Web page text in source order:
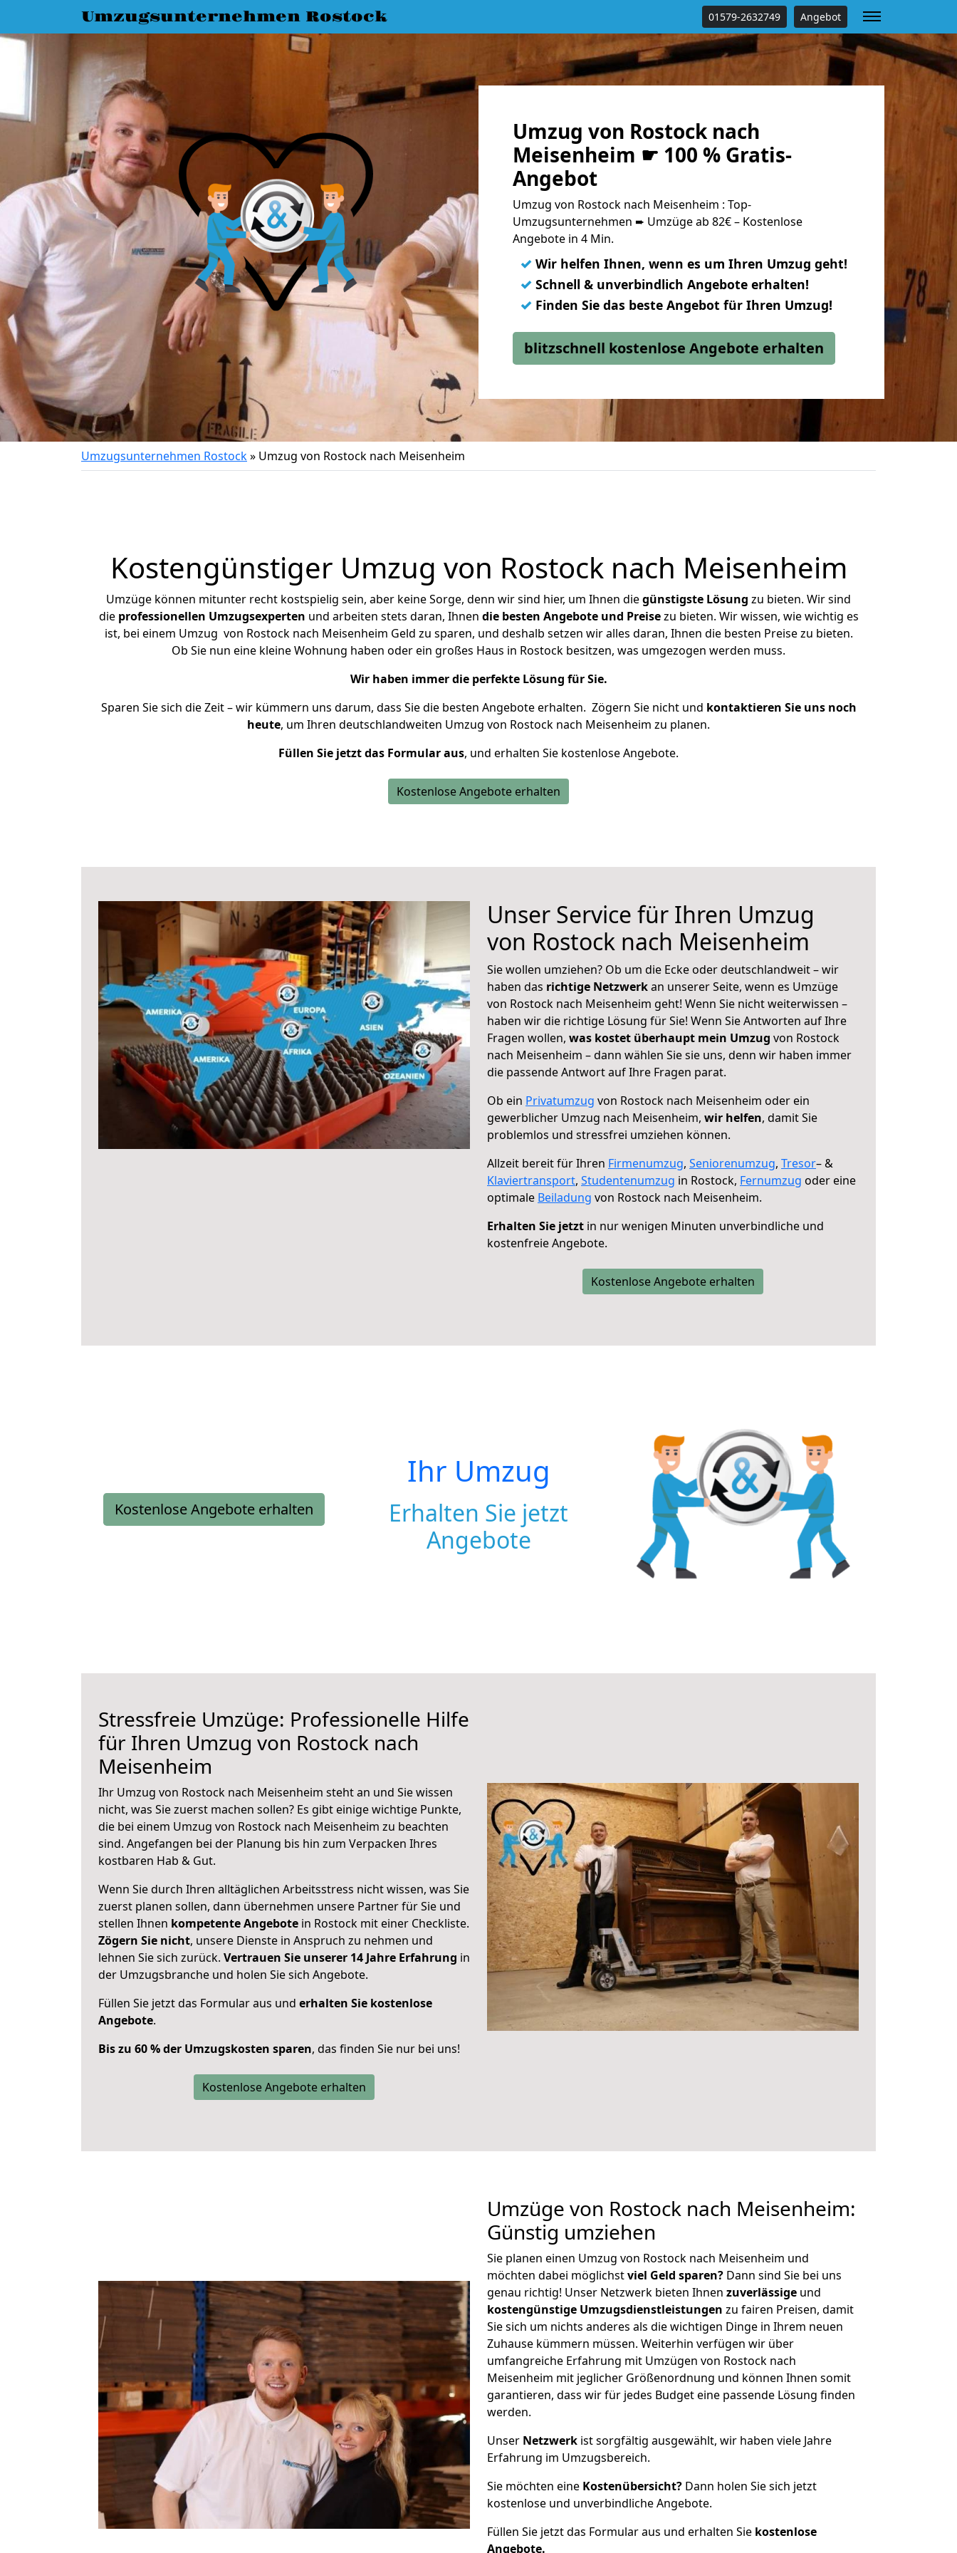
Umzugsunternehmen Rostock 01579-2632749 Angebot
Umzug von Rostock nach
Meisenheim ☛ 100 % Gratis-
Angebot
Umzug von Rostock nach Meisenheim : Top-
Umzugsunternehmen ➨ Umzüge ab 82€ – Kostenlose
Angebote in 4 Min.
✓ Wir helfen Ihnen, wenn es um Ihren Umzug geht!
✓ Schnell & unverbindlich Angebote erhalten!
✓ Finden Sie das beste Angebot für Ihren Umzug!
blitzschnell kostenlose Angebote erhalten
Umzugsunternehmen Rostock» Umzug von Rostock nach Meisenheim
Kostengünstiger Umzug von Rostock nach Meisenheim
Umzüge können mitunter recht kostspielig sein, aber keine Sorge, denn wir sind hier, um Ihnen diegünstigste Lösung zu bieten. Wir sind
die professionellen Umzugsexperten und arbeiten stets daran, Ihnen die besten Angebote und Preisezu bieten. Wir wissen, wie wichtig es
ist, bei einem Umzug von Rostock nach Meisenheim Geld zu sparen, und deshalb setzen wir alles daran, Ihnen die besten Preise zu bieten.
Ob Sie nun eine kleine Wohnung haben oder ein großes Haus in Rostock besitzen, was umgezogen werden muss.
Wir haben immer die perfekte Lösung für Sie.
Sparen Sie sich die Zeit – wir kümmern uns darum, dass Sie die besten Angebote erhalten. Zögern Sie nicht und kontaktieren Sie uns noch
heute, um Ihren deutschlandweiten Umzug von Rostock nach Meisenheim zu planen.
Füllen Sie jetzt das Formular aus, und erhalten Sie kostenlose Angebote.
Kostenlose Angebote erhalten
Unser Service für Ihren Umzug
von Rostock nach Meisenheim
Sie wollen umziehen? Ob um die Ecke oder deutschlandweit – wir
haben das richtige Netzwerkan unserer Seite, wenn es Umzüge
von Rostock nach Meisenheim geht! Wenn Sie nicht weiterwissen –
haben wir die richtige Lösung für Sie! Wenn Sie Antworten auf Ihre
Fragen wollen, was kostet überhaupt mein Umzug von Rostock
nach Meisenheim – dann wählen Sie sie uns, denn wir haben immer
die passende Antwort auf Ihre Fragen parat.
Ob ein Privatumzug von Rostock nach Meisenheim oder ein
gewerblicher Umzug nach Meisenheim, wir helfen, damit Sie
problemlos und stressfrei umziehen können.
Allzeit bereit für Ihren Firmenumzug, Seniorenumzug, Tresor– &
Klaviertransport, Studentenumzug in Rostock, Fernumzug oder eine
optimale Beiladung von Rostock nach Meisenheim.
Erhalten Sie jetzt in nur wenigen Minuten unverbindliche und
kostenfreie Angebote.
Kostenlose Angebote erhalten
Kostenlose Angebote erhalten
Ihr Umzug
Erhalten Sie jetzt
Angebote
Stressfreie Umzüge: Professionelle Hilfe
für Ihren Umzug von Rostock nach
Meisenheim
Ihr Umzug von Rostock nach Meisenheim steht an und Sie wissen
nicht, was Sie zuerst machen sollen? Es gibt einige wichtige Punkte,
die bei einem Umzug von Rostock nach Meisenheim zu beachten
sind. Angefangen bei der Planung bis hin zum Verpacken Ihres
kostbaren Hab & Gut.
Wenn Sie durch Ihren alltäglichen Arbeitsstress nicht wissen, was Sie
zuerst planen sollen, dann übernehmen unsere Partner für Sie und
stellen Ihnen kompetente Angebote in Rostock mit einer Checkliste.
Zögern Sie nicht, unsere Dienste in Anspruch zu nehmen und
lehnen Sie sich zurück. Vertrauen Sie unserer 14 Jahre Erfahrung in
der Umzugsbranche und holen Sie sich Angebote.
Füllen Sie jetzt das Formular aus und erhalten Sie kostenlose
Angebote.
Bis zu 60 % der Umzugskosten sparen, das finden Sie nur bei uns!
Kostenlose Angebote erhalten
Umzüge von Rostock nach Meisenheim:
Günstig umziehen
Sie planen einen Umzug von Rostock nach Meisenheim und
möchten dabei möglichstviel Geld sparen? Dann sind Sie bei uns
genau richtig! Unser Netzwerk bieten Ihnen zuverlässige und
kostengünstige Umzugsdienstleistungen zu fairen Preisen, damit
Sie sich um nichts anderes als die wichtigen Dinge in Ihrem neuen
Zuhause kümmern müssen. Weiterhin verfügen wir über
umfangreiche Erfahrung mit Umzügen von Rostock nach
Meisenheim mit jeglicher Größenordnung und können Ihnen somit
garantieren, dass wir für jedes Budget eine passende Lösung finden
werden.
Unser Netzwerk ist sorgfältig ausgewählt, wir haben viele Jahre
Erfahrung im Umzugsbereich.
Sie möchten eine Kostenübersicht? Dann holen Sie sich jetzt
kostenlose und unverbindliche Angebote.
Füllen Sie jetzt das Formular aus und erhalten Sie kostenlose
Angebote.